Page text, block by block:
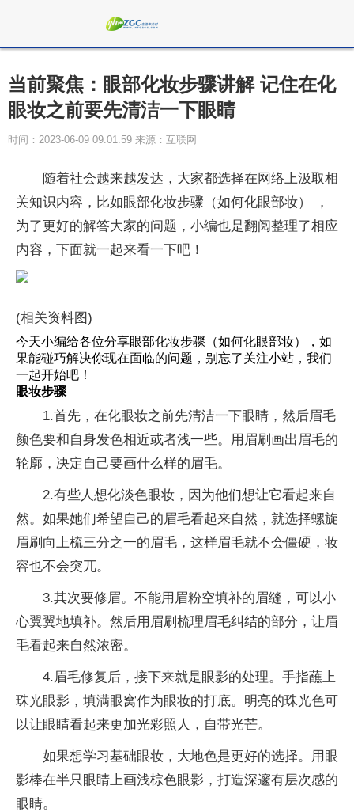
当前聚焦：眼部化妆步骤讲解 记住在化
眼妆之前要先清洁一下眼睛
时间：2023-06-09 09:01:59 来源：互联网
随着社会越来越发达，大家都选择在网络上汲取相
关知识内容，比如眼部化妆步骤（如何化眼部妆） ，
为了更好的解答大家的问题，小编也是翻阅整理了相应
内容，下面就一起来看一下吧！
(相关资料图)
今天小编给各位分享眼部化妆步骤（如何化眼部妆），如
果能碰巧解决你现在面临的问题，别忘了关注小站，我们
一起开始吧！
眼妆步骤
1.首先，在化眼妆之前先清洁一下眼睛，然后眉毛
颜色要和自身发色相近或者浅一些。用眉刷画出眉毛的
轮廓，决定自己要画什么样的眉毛。
2.有些人想化淡色眼妆，因为他们想让它看起来自
然。如果她们希望自己的眉毛看起来自然，就选择螺旋
眉刷向上梳三分之一的眉毛，这样眉毛就不会僵硬，妆
容也不会突兀。
3.其次要修眉。不能用眉粉空填补的眉缝，可以小
心翼翼地填补。然后用眉刷梳理眉毛纠结的部分，让眉
毛看起来自然浓密。
4.眉毛修复后，接下来就是眼影的处理。手指蘸上
珠光眼影，填满眼窝作为眼妆的打底。明亮的珠光色可
以让眼睛看起来更加光彩照人，自带光芒。
如果想学习基础眼妆，大地色是更好的选择。用眼
影棒在半只眼睛上画浅棕色眼影，打造深邃有层次感的
眼睛。